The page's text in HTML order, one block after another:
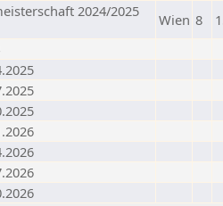
2024/2025
Wien 8